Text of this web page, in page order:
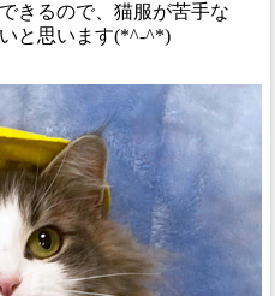
きるので、猫服が苦手な
と思います(*^‐^*)